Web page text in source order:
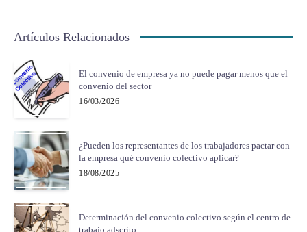
Artículos Relacionados
El convenio de empresa ya no puede pagar menos que el
convenio del sector
16/03/2026
¿Pueden los representantes de los trabajadores pactar con
la empresa qué convenio colectivo aplicar?
18/08/2025
Determinación del convenio colectivo según el centro de
trabajo adscrito